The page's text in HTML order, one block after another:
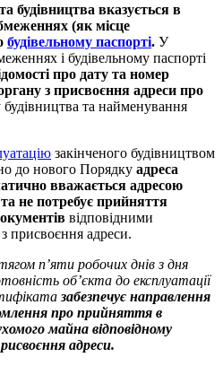
будівництва вказується в
(як місце
будівельному паспорті. У
і будівельному паспорті
про дату та номер
з присвоєння адреси про
будівництва та найменування
закінченого будівництвом
до нового Порядку адреса
вважається адресою
не потребує прийняття
відповідними
присвоєння адреси.
п’яти робочих днів з дня
об’єкта до експлуатації
забезпечує направлення
про прийняття в
майна відповідному
адреси.